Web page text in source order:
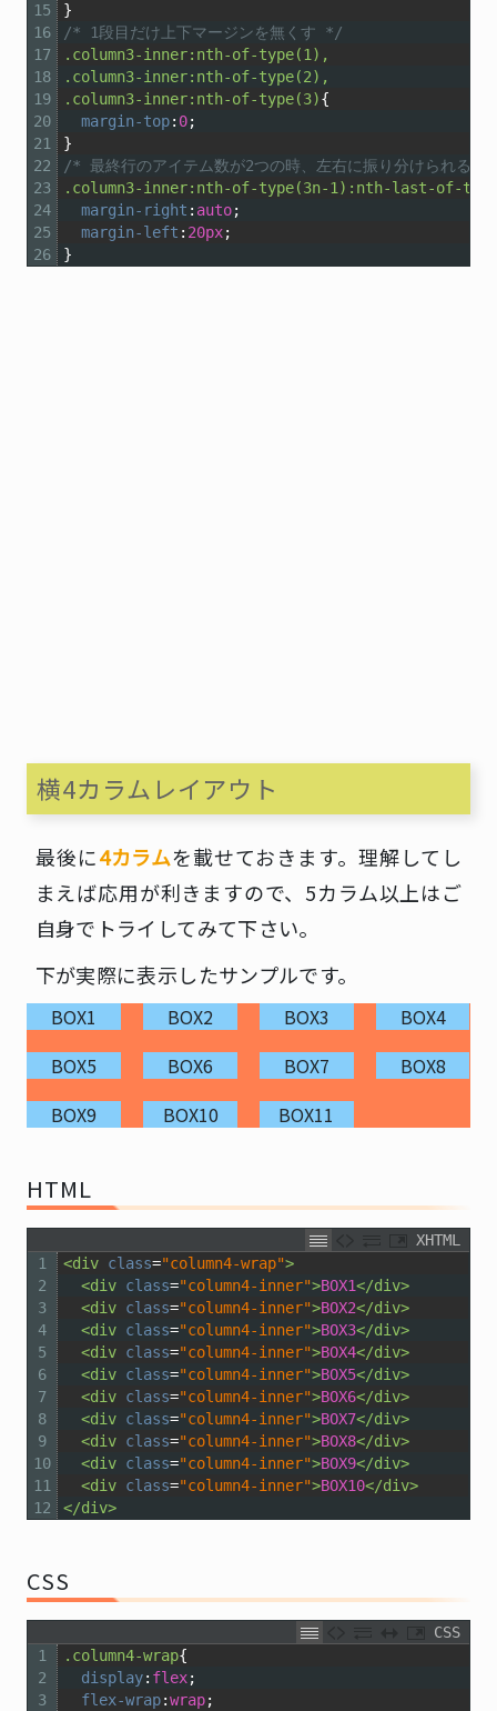
15
16
17
18
19
20
21
22
23
24
25
26
}
/* 1段目だけ上下マージンを無くす */
.column3-inner:nth-of-type(1),
.column3-inner:nth-of-type(2),
.column3-inner:nth-of-type(3){
margin-top: 0;
}
/* 最終行のアイテム数が2つの時、左右に振り分けられる
.column3-inner:nth-of-type(3n-1):nth-last-of-
margin-right : auto;
margin-left : 20px;
}
横4カラムレイアウト
最後に4カラムを載せておきます。理解してし
まえば応用が利きますので、5カラム以上はご
自身でトライしてみて下さい。
下が実際に表示したサンプルです。
BOX1 BOX2 BOX3
BOX4
BOX5
BOX6 BOX7
BOX8
BOX9
BOX10 BOX11
HTML
XHTML
1
2
3
4
5
6
7
8
9
10
11
12
<div class="column4-wrap">
<div class="column4-inner">BOX1</div>
<div class="column4-inner">BOX2</div>
<div class="column4-inner">BOX3</div>
<div class="column4-inner">BOX4</div>
<div class="column4-inner">BOX5</div>
<div class="column4-inner">BOX6</div>
<div class="column4-inner">BOX7</div>
<div class="column4-inner">BOX8</div>
<div class="column4-inner">BOX9</div>
<div class="column4-inner">BOX10</div>
</div>
CSS
CSS
1
2
3
.column4-wrap{
display: flex;
flex-wrap:wrap;